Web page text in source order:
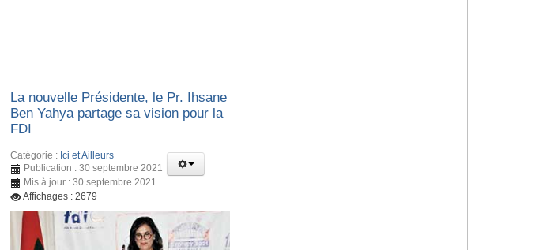
La nouvelle Présidente, le Pr. Ihsane
Ben Yahya partage sa vision pour la
FDI
Catégorie : Ici et Ailleurs
Publication : 30 septembre 2021
Mis à jour : 30 septembre 2021
Affichages : 2679